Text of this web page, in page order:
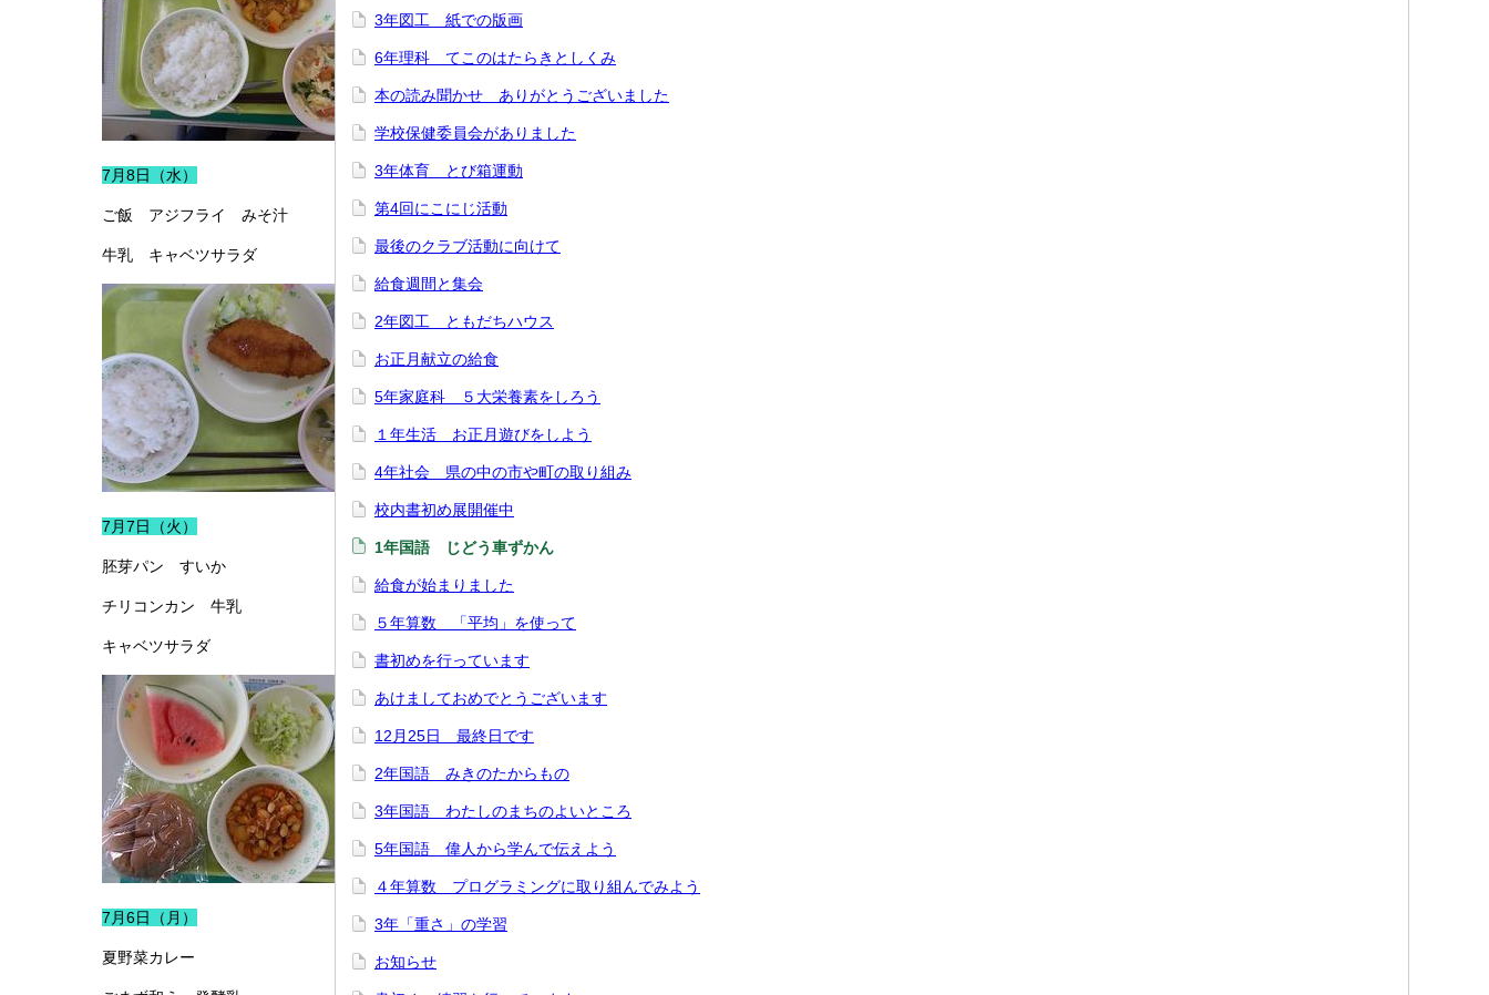
7月8日（水）
ご飯 アジフライ みそ汁
牛乳 キャベツサラダ
7月7日（火）
胚芽パン すいか
チリコンカン 牛乳
キャベツサラダ
7月6日（月）
夏野菜カレー
3年図工 紙での版画
6年理科 てこのはたらきとしくみ
本の読み聞かせ ありがとうございました
学校保健委員会がありました
3年体育 とび箱運動
第4回にこにじ活動
最後のクラブ活動に向けて
給食週間と集会
2年図工 ともだちハウス
お正月献立の給食
5年家庭科 ５大栄養素をしろう
１年生活 お正月遊びをしよう
4年社会 県の中の市や町の取り組み
校内書初め展開催中
1年国語 じどう車ずかん
給食が始まりました
５年算数 「平均」を使って
書初めを行っています
あけましておめでとうございます
12月25日 最終日です
2年国語 みきのたからもの
3年国語 わたしのまちのよいところ
5年国語 偉人から学んで伝えよう
４年算数 プログラミングに取り組んでみよう
3年「重さ」の学習
お知らせ